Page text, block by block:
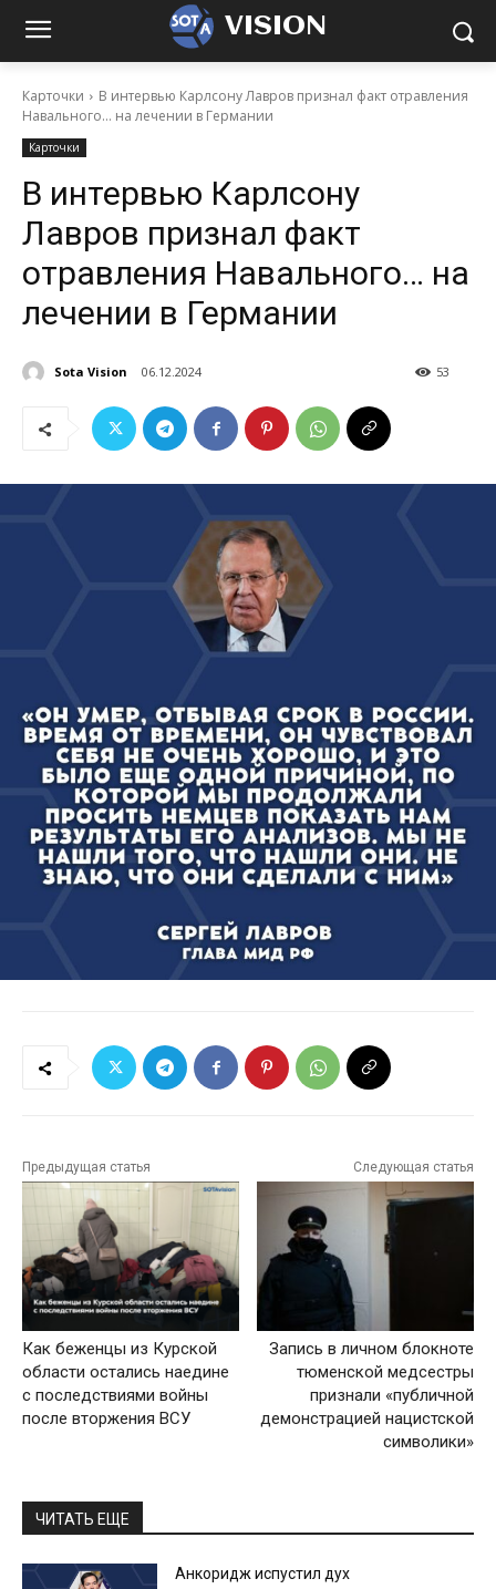
VISION
Карточки
В интервью Карлсону Лавров признал факт отравления
Навального… на лечении в Германии
Карточки
В интервью Карлсону
Лавров признал факт
отравления Навального… на
лечении в Германии
Sota Vision 06.12.2024 53
Предыдущая статья
Как беженцы из Курской
области остались наедине
с последствиями войны
после вторжения ВСУ
Следующая статья
Запись в личном блокноте
тюменской медсестры
признали «публичной
демонстрацией нацистской
символики»
ЧИТАТЬ ЕЩЕ
Анкоридж испустил дух